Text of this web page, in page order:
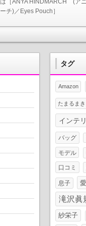
は［ANYA HINDMARCH (ア
ーチ)／Eyes Pouch］
タグ
Amazon
たまるまき
インテ
バッグ
モデル
口コミ
息子
滝沢眞
紗栄子